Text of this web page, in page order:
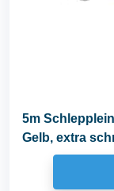
5m
Gelb, extra